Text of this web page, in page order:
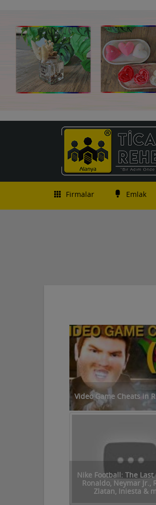
Firmalar Emlak
Video Game Cheats in
Nike Football: The Last
Ronaldo, Neymar Jr.,
Zlatan, Iniesta &